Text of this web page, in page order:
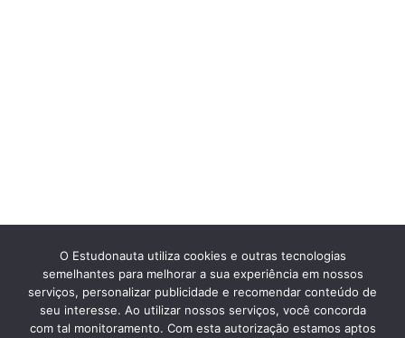
O Estudonauta utiliza cookies e outras tecnologias
semelhantes para melhorar a sua experiência em nossos
serviços, personalizar publicidade e recomendar conteúdo de
seu interesse. Ao utilizar nossos serviços, você concorda
com tal monitoramento. Com esta autorização estamos aptos